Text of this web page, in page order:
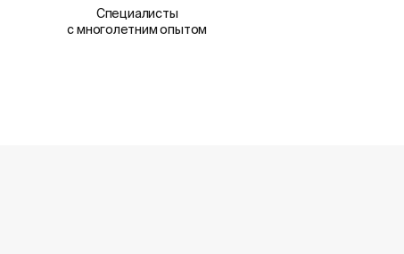
Специалисты
с многолетним опытом